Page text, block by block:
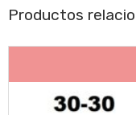
Productos